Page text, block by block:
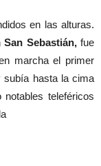
en las alturas.
San Sebastián,fue
marcha el primer
subía hasta la cima
teleféricos